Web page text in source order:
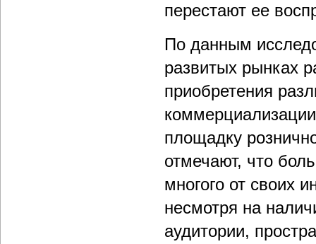
перестают ее
По данным
развитых рынках
приобретения
площадку
отмечают, что
многого от своих
несмотря на
аудитории,